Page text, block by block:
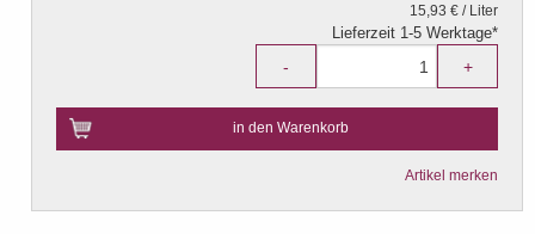
15,93 € / Liter
Lieferzeit 1-5 Werktage*
- +
in den Warenkorb
Artikel merken